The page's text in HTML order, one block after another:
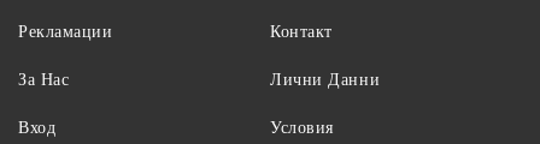
Рекламации
За Нас
Вход
Контакт
Лични Данни
Условия